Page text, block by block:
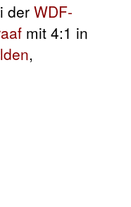
der WDF-
mit 4:1 in
,